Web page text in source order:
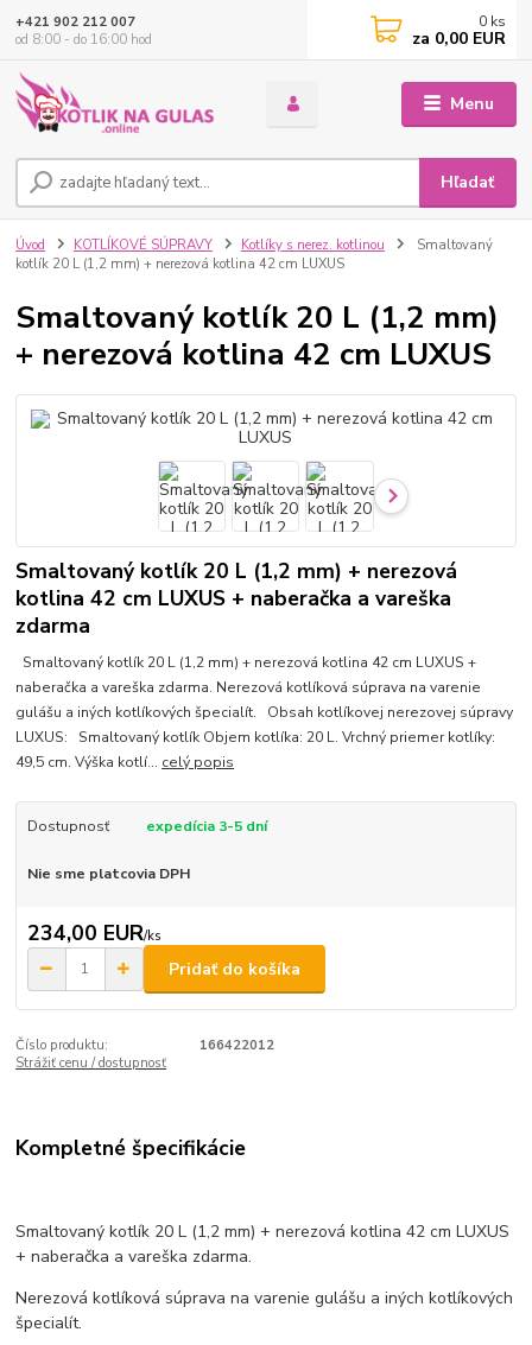
Menu
Hľadať
+421 902 212 007
od 8:00 - do 16:00 hod
0 ks
za 0,00 EUR
Úvod KOTLÍKOVÉ SÚPRAVY Kotlíky s nerez. kotlinou
Smaltovaný
kotlík 20 L (1,2 mm) + nerezová kotlina 42 cm LUXUS
Smaltovaný kotlík 20 L (1,2 mm)
+ nerezová kotlina 42 cm LUXUS
Smaltovaný kotlík 20 L (1,2 mm) + nerezová
kotlina 42 cm LUXUS + naberačka a vareška
zdarma
Smaltovaný kotlík 20 L (1,2 mm) + nerezová kotlina 42 cm LUXUS +
naberačka a vareška zdarma. Nerezová kotlíková súprava na varenie
gulášu a iných kotlíkových špecialít. Obsah kotlíkovej nerezovej súpravy
LUXUS: Smaltovaný kotlík Objem kotlíka: 20 L. Vrchný priemer kotlíky:
49,5 cm. Výška kotlí... celý popis
Dostupnosť expedícia 3-5 dní
Nie sme platcovia DPH
234,00 EUR/ks
Pridať do košíka
Číslo produktu:
166422012
Strážiť cenu / dostupnosť
Kompletné špecifikácie
Smaltovaný kotlík 20 L (1,2 mm) + nerezová kotlina 42 cm LUXUS
+ naberačka a vareška zdarma.
Nerezová kotlíková súprava na varenie gulášu a iných kotlíkových
špecialít.